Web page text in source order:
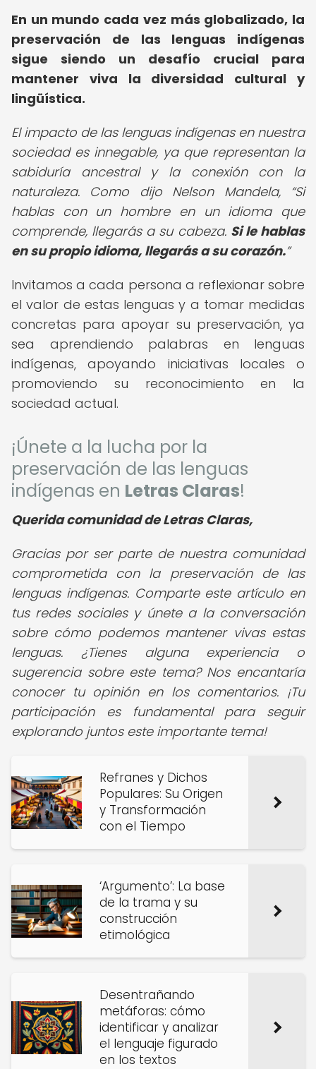
En un mundo cada vez más globalizado, la
preservación de las lenguas indígenas
sigue siendo un desafío crucial para
mantener viva la diversidad cultural y
lingüística.
El impacto de las lenguas indígenas en nuestra
sociedad es innegable, ya que representan la
sabiduría ancestral y la conexión con la
naturaleza. Como dijo Nelson Mandela,
Si
hablas con un hombre en un idioma que
comprende, llegarás a su cabeza. Si le hablas
en su propio idioma, llegarás a su corazón.
Invitamos a cada persona a reflexionar sobre
el valor de estas lenguas y a tomar medidas
concretas para apoyar su preservación, ya
sea aprendiendo palabras en lenguas
indígenas, apoyando iniciativas locales o
promoviendo su reconocimiento en la
sociedad actual.
¡Únete a la lucha por la
preservación de las lenguas
indígenas en Letras Claras!
Querida comunidad de Letras Claras,
Gracias por ser parte de nuestra comunidad
comprometida con la preservación de las
lenguas indígenas. Comparte este artículo en
tus redes sociales y únete a la conversación
sobre cómo podemos mantener vivas estas
lenguas. ¿Tienes alguna experiencia o
sugerencia sobre este tema? Nos encantaría
conocer tu opinión en los comentarios. ¡Tu
participación es fundamental para seguir
explorando juntos este importante tema!
Refranes y Dichos
Populares: Su Origen
y Transformación
con el Tiempo
‘Argumento’: La base
de la trama y su
construcción
etimológica
Desentrañando
metáforas: cómo
identificar y analizar
el lenguaje figurado
en los textos